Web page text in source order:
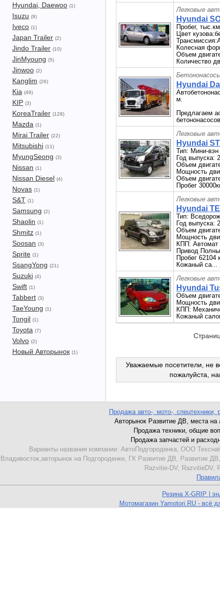
Hyundai, Daewoo (1)
Isuzu (9)
Iveco (1)
Japan Trailer (2)
Jindo Trailer (10)
JinMyoung (5)
Jinwoo (2)
Kanglim (26)
Kia (49)
KIP (3)
KoreaTrailer (128)
Mazda (1)
Mirai Trailer (22)
Mitsubishi (11)
MyungSeong (3)
Nissan (1)
Nissan Diesel (4)
Novas (1)
S&T (1)
Samsung (2)
Shaolin (1)
Shmitz (1)
Soosan (3)
Sprite (1)
SsangYong (21)
Suzuki (4)
Swift (1)
Tabbert (3)
TaeYoung (1)
Tongil (1)
Toyota (7)
Volvo (2)
Новый Авторынок (1)
Легковые
Hyundai
Пробег,
Цвет
Колесная
Объем
Количество
Hyundai
м.
Предлагаем
Легковые
Hyundai
Тип: Мини-вэн
Год выпуска:
Объем
Мощность
Объем
Пробег
Легковые
Hyundai
Тип:
Год выпуска:
Объем
Мощность
КПП: Автомат
Привод
Пробег 62104
Кожаный са...
Легковые
Hyundai
Объем
Мощность
КПП:
Кожаный
Уважаемые посетители, не
пожалуйста,
Продажа авто-, мото-, спецтехники,
Авторынок Развитие ДВ, места на
Продажа техники, общие
Продажа запчастей и
Варианты названия компании: АвтоПодгороденка, ООО
Владивосток,авторынок на Подгороденке, ГК Развитие ДВ,
Razvitie-DV, RazvitieDV,
Резина X-GRIP |
Мотомагазин Yamotori.RU - всё